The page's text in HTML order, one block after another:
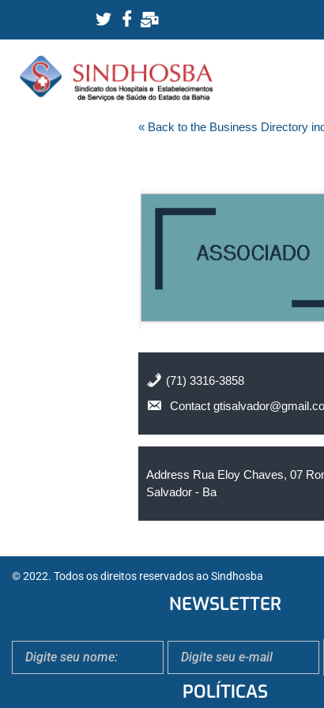
« Back to the Business Directory
(71) 3316-3858
Contact
Address Rua Eloy Chaves, 07
Salvador - Ba
© 2022. Todos os direitos reservados ao Sindhosba
NEWSLETTER
POLÍTICAS